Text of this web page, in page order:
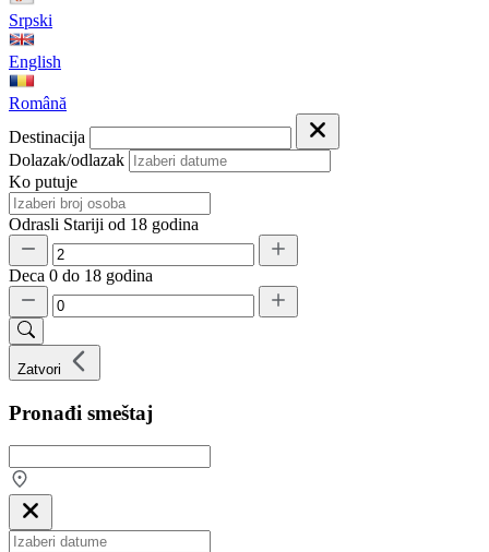
Srpski
English
Română
Destinacija
Dolazak/odlazak
Ko putuje
Odrasli Stariji od 18 godina
Deca 0 do 18 godina
Zatvori
Pronađi smeštaj